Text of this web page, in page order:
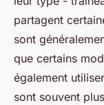
partagent
sont
que certains
également
sont souvent